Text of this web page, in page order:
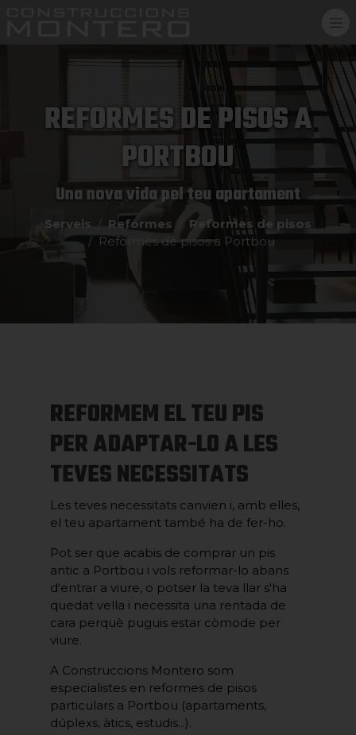
REFORMES DE PISOS A
PORTBOU
Una nova vida pel teu apartament
Serveis Reformes
Reformes de pisos
Reformes de pisos a Portbou
REFORMEM EL TEU PIS
PER ADAPTAR-LO A LES
TEVES NECESSITATS
Les teves necessitats canvien i, amb elles,
el teu apartament també ha de fer-ho.
Pot ser que acabis de comprar un pis
antic a Portbou i vols reformar-lo abans
d'entrar a viure, o potser la teva llar s'ha
quedat vella i necessita una rentada de
cara perquè puguis estar còmode per
viure.
A Construccions Montero som
especialistes en reformes de pisos
particulars a Portbou (apartaments,
dúplexs, àtics, estudis...).